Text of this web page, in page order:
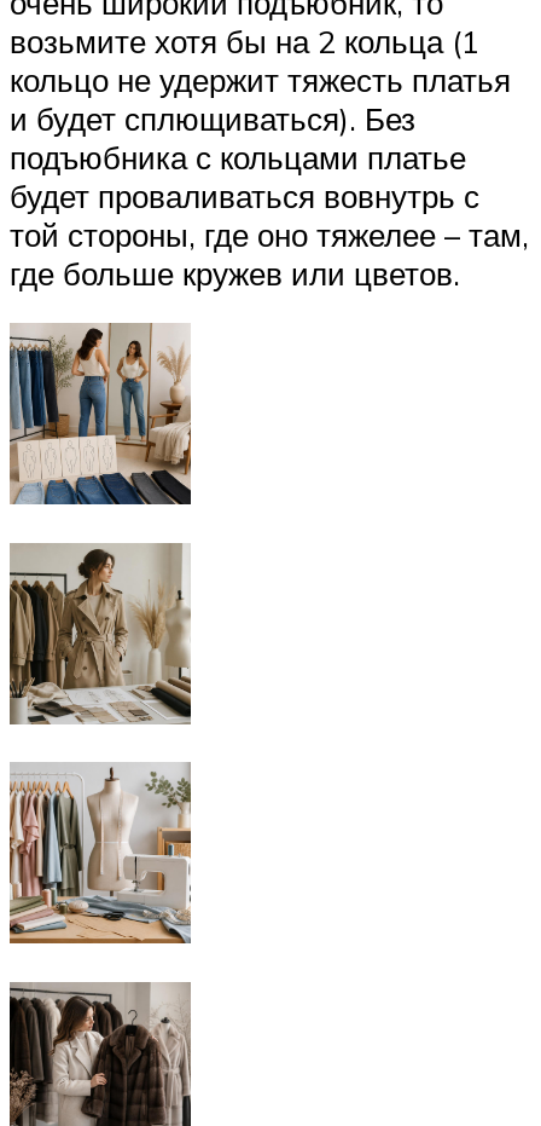
возьмите хотя бы на 2 кольца (1
кольцо не удержит тяжесть платья
и будет сплющиваться). Без
подъюбника с кольцами платье
будет проваливаться вовнутрь с
той стороны, где оно тяжелее – там,
где больше кружев или цветов.